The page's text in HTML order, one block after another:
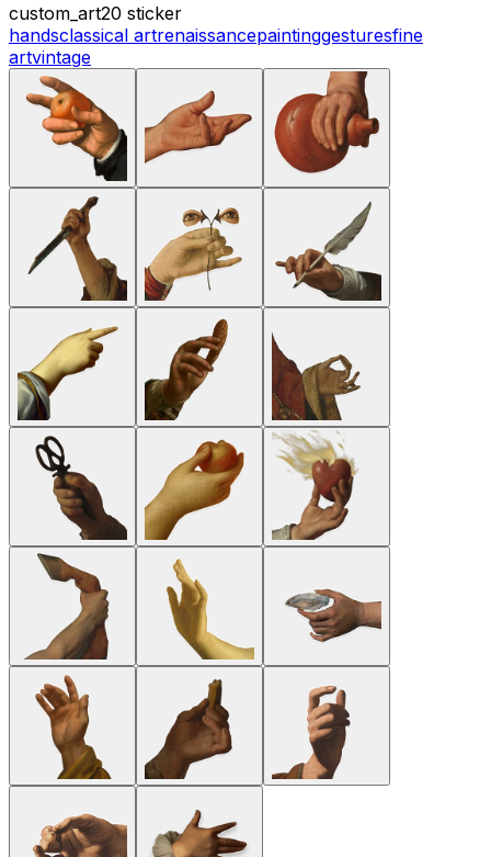
custom_art20 sticker
handsclassical artrenaissancepaintinggesturesfine
artvintage